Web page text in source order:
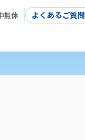
無休 よくあるご質問